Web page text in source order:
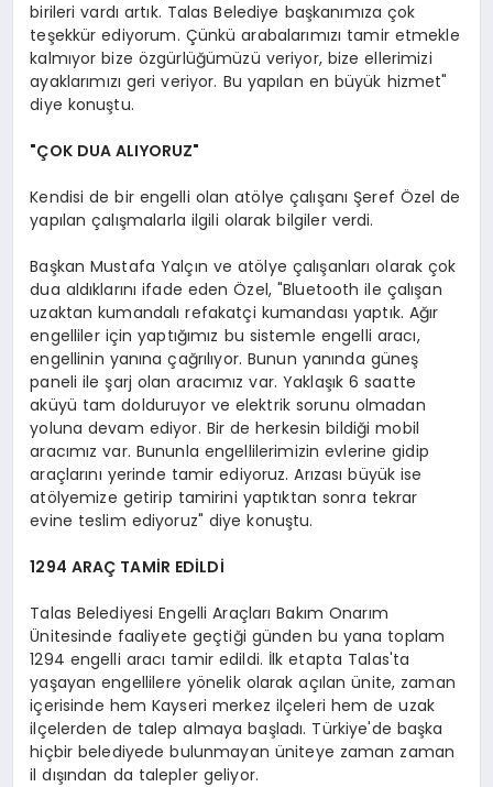
birileri vardı artık. Talas Belediye başkanımıza çok
teşekkür ediyorum. Çünkü arabalarımızı tamir etmekle
kalmıyor bize özgürlüğümüzü veriyor, bize ellerimizi
ayaklarımızı geri veriyor. Bu yapılan en büyük hizmet"
diye konuştu.
"ÇOK DUA ALIYORUZ"
Kendisi de bir engelli olan atölye çalışanı Şeref Özel de
yapılan çalışmalarla ilgili olarak bilgiler verdi.
Başkan Mustafa Yalçın ve atölye çalışanları olarak çok
dua aldıklarını ifade eden Özel, "Bluetooth ile çalışan
uzaktan kumandalı refakatçi kumandası yaptık. Ağır
engelliler için yaptığımız bu sistemle engelli aracı,
engellinin yanına çağrılıyor. Bunun yanında güneş
paneli ile şarj olan aracımız var. Yaklaşık 6 saatte
aküyü tam dolduruyor ve elektrik sorunu olmadan
yoluna devam ediyor. Bir de herkesin bildiği mobil
aracımız var. Bununla engellilerimizin evlerine gidip
araçlarını yerinde tamir ediyoruz. Arızası büyük ise
atölyemize getirip tamirini yaptıktan sonra tekrar
evine teslim ediyoruz" diye konuştu.
1294 ARAÇ TAMİR EDİLDİ
Talas Belediyesi Engelli Araçları Bakım Onarım
Ünitesinde faaliyete geçtiği günden bu yana toplam
1294 engelli aracı tamir edildi. İlk etapta Talas'ta
yaşayan engellilere yönelik olarak açılan ünite, zaman
içerisinde hem Kayseri merkez ilçeleri hem de uzak
ilçelerden de talep almaya başladı. Türkiye'de başka
hiçbir belediyede bulunmayan üniteye zaman zaman
il dışından da talepler geliyor.